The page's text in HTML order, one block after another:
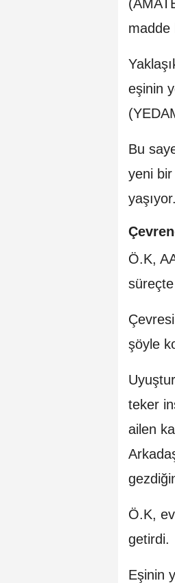
madde
eşinin
Bu
yeni
yaşıyor.
Ö.K,
süreçte
şöyle
teker
ailen
Ö.K,
getirdi.
Eşinin